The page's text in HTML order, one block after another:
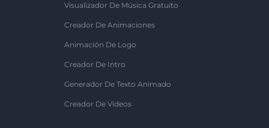
Visualizador De Música Gratuito
Creador De Animaciones
Animación De Logo
Creador De Intro
Generador De Texto Animado
Creador De Videos